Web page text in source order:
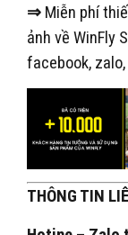
⇒ Miễn phí
ảnh về WinFly
facebook,
THÔNG TIN